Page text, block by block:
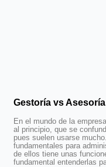
Gestoría vs
En el mundo de la
al principio, que se
pues suelen usarse
fundamentales para
de ellos tiene unas
fundamental entenderlas